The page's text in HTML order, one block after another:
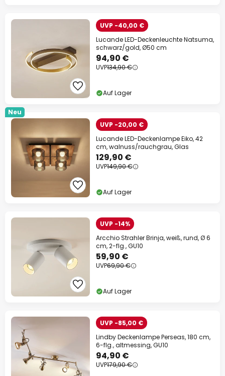
UVP -40,00 €
Lucande LED-Deckenleuchte Natsuma,
schwarz/gold, Ø50 cm
94,90 €
UVP134,90 €
Auf Lager
Neu
UVP -20,00 €
Lucande LED-Deckenlampe Eiko, 42
cm, walnuss/rauchgrau, Glas
129,90 €
UVP149,90 €
Auf Lager
UVP -14%
Arcchio Strahler Brinja, weiß, rund, Ø 6
cm, 2-flg., GU10
59,90 €
UVP69,90 €
Auf Lager
UVP -85,00 €
Lindby Deckenlampe Perseas, 180 cm,
6-flg., altmessing, GU10
94,90 €
UVP179,90 €